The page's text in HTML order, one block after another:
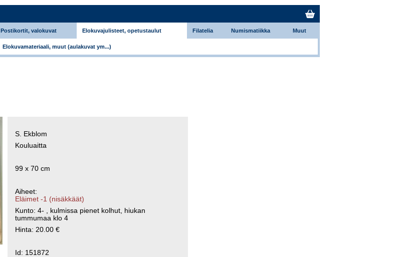
Postikortit, valokuvat Elokuvajulisteet, opetustaulut Filatelia Numismatiikka Muut
Elokuvamateriaali, muut (aulakuvat ym...)
S. Ekblom
Kouluaitta
99 x 70 cm
Aiheet:
Eläimet -1 (nisäkkäät)
Kunto: 4- , kulmissa pienet kolhut, hiukan
tummumaa klo 4
Hinta: 20.00 €
Id: 151872